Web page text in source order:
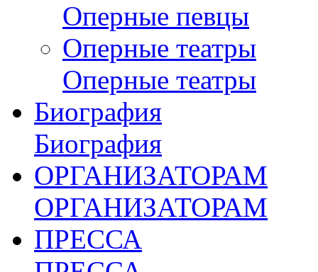
Оперные певцы
Оперные театры
Оперные театры
Биография
Биография
ОРГАНИЗАТОРАМ
ОРГАНИЗАТОРАМ
ПРЕССА